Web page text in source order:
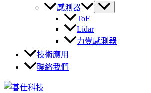
感測器
ToF
Lidar
力覺感測器
技術應用
聯絡我們